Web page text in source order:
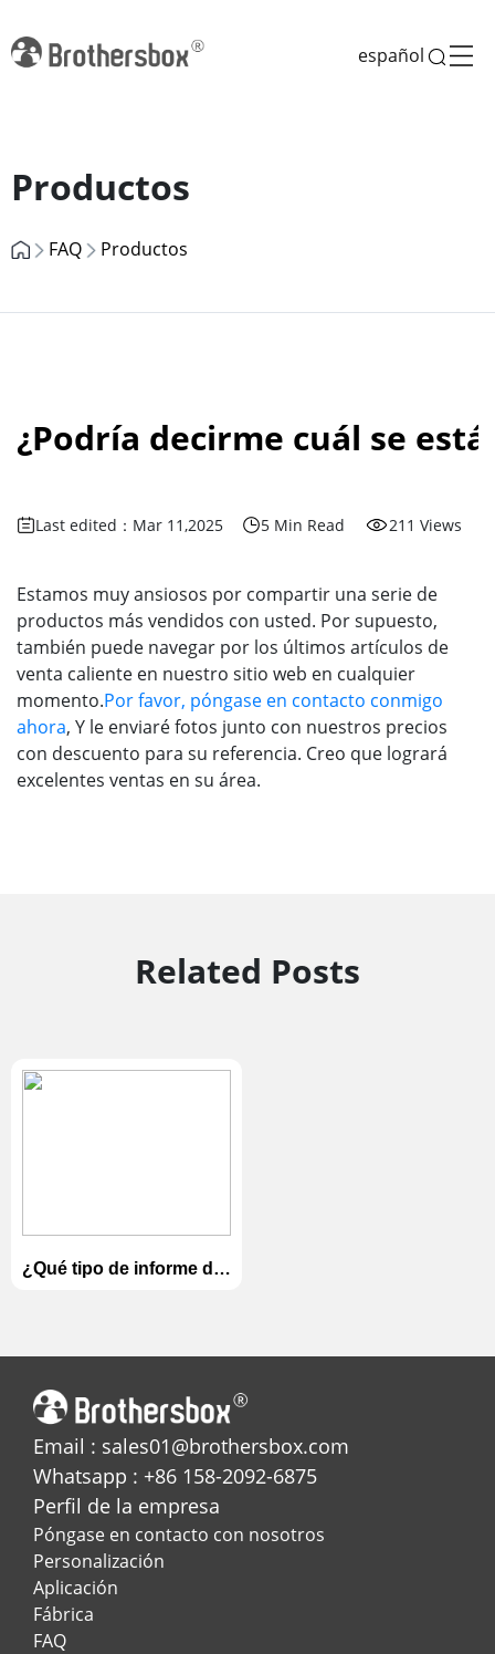
español
Productos
FAQ Productos
¿Podría decirme cuál se
Last edited：Mar 11,2025 5 Min Read 211 Views
Estamos muy ansiosos por compartir una serie de
productos más vendidos con usted. Por supuesto,
también puede navegar por los últimos artículos de
venta caliente en nuestro sitio web en cualquier
momento.Por favor, póngase en contacto conmigo
ahora, Y le enviaré fotos junto con nuestros precios
con descuento para su referencia. Creo que logrará
excelentes ventas en su área.
Related Posts
¿Qué tipo de informe de
Email : sales01@brothersbox.com
Whatsapp : +86 158-2092-6875
Perfil de la empresa
Póngase en contacto con nosotros
Personalización
Aplicación
Fábrica
FAQ